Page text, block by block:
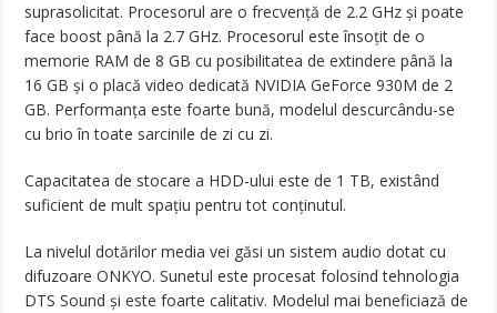
suprasolicitat. Procesorul are o frecvență de 2.2 GHz și poate
face boost până la 2.7 GHz. Procesorul este însoțit de o
memorie RAM de 8 GB cu posibilitatea de extindere până la
16 GB și o placă video dedicată NVIDIA GeForce 930M de 2
GB. Performanța este foarte bună, modelul descurcându-se
cu brio în toate sarcinile de zi cu zi.
Capacitatea de stocare a HDD-ului este de 1 TB, existând
suficient de mult spațiu pentru tot conținutul.
La nivelul dotărilor media vei găsi un sistem audio dotat cu
difuzoare ONKYO. Sunetul este procesat folosind tehnologia
DTS Sound și este foarte calitativ. Modelul mai beneficiază de